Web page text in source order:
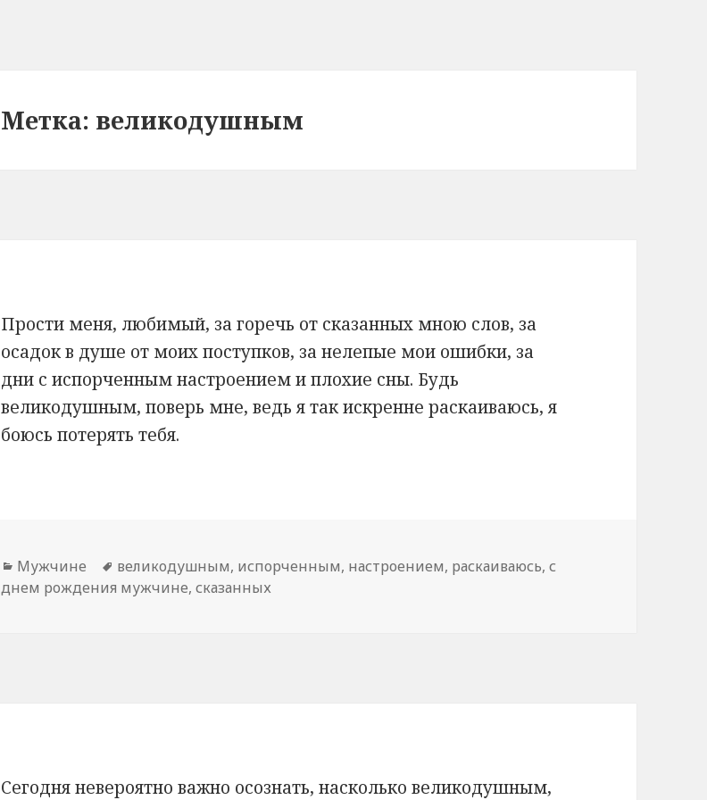
Метка: великодушным
Прости меня, любимый, за горечь от сказанных мною слов, за
осадок в душе от моих поступков, за нелепые мои ошибки, за
дни с испорченным настроением и плохие сны. Будь
великодушным, поверь мне, ведь я так искренне раскаиваюсь, я
боюсь потерять тебя.
Рубрики
Мужчине Метки
великодушным, испорченным, настроением, раскаиваюсь,с
днем рождения мужчине,сказанных
Сегодня невероятно важно осознать, насколько великодушным,